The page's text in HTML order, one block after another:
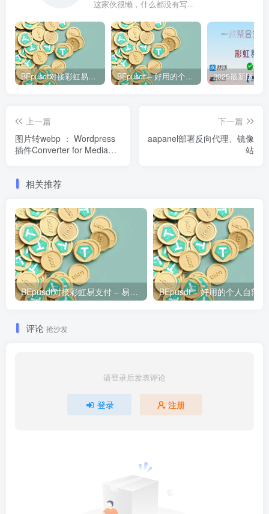
这家伙很懒，什么都没有写...
BEpusdt对接彩虹易支付 – 易支付配置USDT支付接口图文教程 BEpusdt – 好用的个人自部署USDT/USDC收款网关 易支付USDT收款网关
上一篇
图片转webp ： Wordpress
插件Converter for Media将
下一篇
aapanel部署反向代理、镜像
站
相关推荐
BEpusdt对接彩虹易支付 – 易支付配置USDT支付接口图文教程
评论 抢沙发
请登录后发表评论
登录 注册